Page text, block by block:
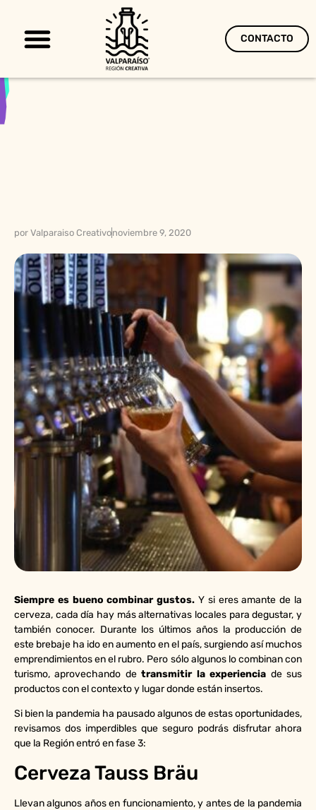
CONTACTO
por Valparaiso Creativonoviembre 9, 2020
Siempre es bueno combinar gustos. Y si eres amante de la
cerveza, cada día hay más alternativas locales para degustar, y
también conocer. Durante los últimos años la producción de
este brebaje ha ido en aumento en el país, surgiendo así muchos
emprendimientos en el rubro. Pero sólo algunos lo combinan con
turismo, aprovechando detransmitir la experiencia de sus
productos con el contexto y lugar donde están insertos.
Si bien la pandemia ha pausado algunos de estas oportunidades,
revisamos dos imperdibles que seguro podrás disfrutar ahora
que la Región entró en fase 3:
Cerveza Tauss Bräu
Llevan algunos años en funcionamiento, y antes de la pandemia